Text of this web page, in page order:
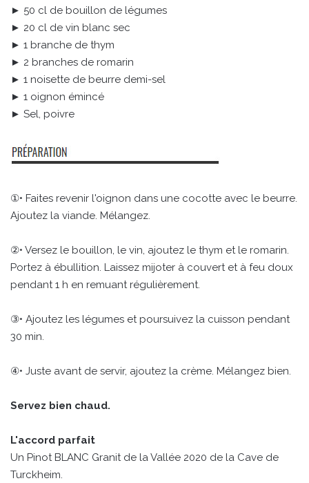
► 50 cl de bouillon de légumes
► 20 cl de vin blanc sec
► 1 branche de thym
► 2 branches de romarin
► 1 noisette de beurre demi-sel
► 1 oignon émincé
► Sel, poivre
①• Faites revenir l'oignon dans une cocotte avec le beurre.
Ajoutez la viande. Mélangez.
②• Versez le bouillon, le vin, ajoutez le thym et le romarin.
Portez à ébullition. Laissez mijoter à couvert et à feu doux
pendant 1 h en remuant régulièrement.
③• Ajoutez les légumes et poursuivez la cuisson pendant
30 min.
④• Juste avant de servir, ajoutez la crème. Mélangez bien.
Servez bien chaud.
L'accord parfait
Un Pinot BLANC Granit de la Vallée 2020 de la Cave de
Turckheim.